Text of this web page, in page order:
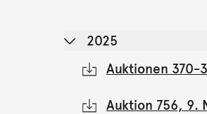
2025
Auktionen 370-
Auktion 756, 9.